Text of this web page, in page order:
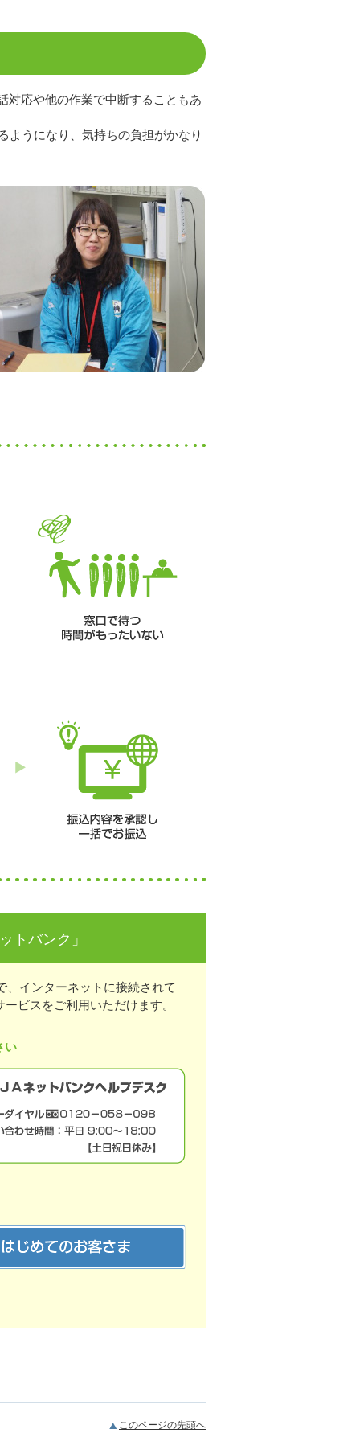
対応や他の作業で中断することもあ
ようになり、気持ちの負担がかなり
トバンク」
インターネットに接続されて
ビスをご利用いただけます。
い
このページの先頭へ